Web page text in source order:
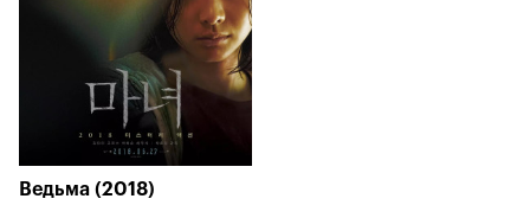
Ведьма (2018)